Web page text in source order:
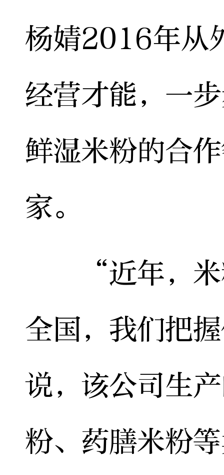
杨婧2016年从
经营才能，一
鲜湿米粉的合
家。
“近年，米
全国，我们把
说，该公司生
粉、药膳米粉